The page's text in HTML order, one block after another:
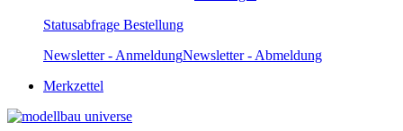
Statusabfrage Bestellung
Newsletter - AnmeldungNewsletter - Abmeldung
Merkzettel